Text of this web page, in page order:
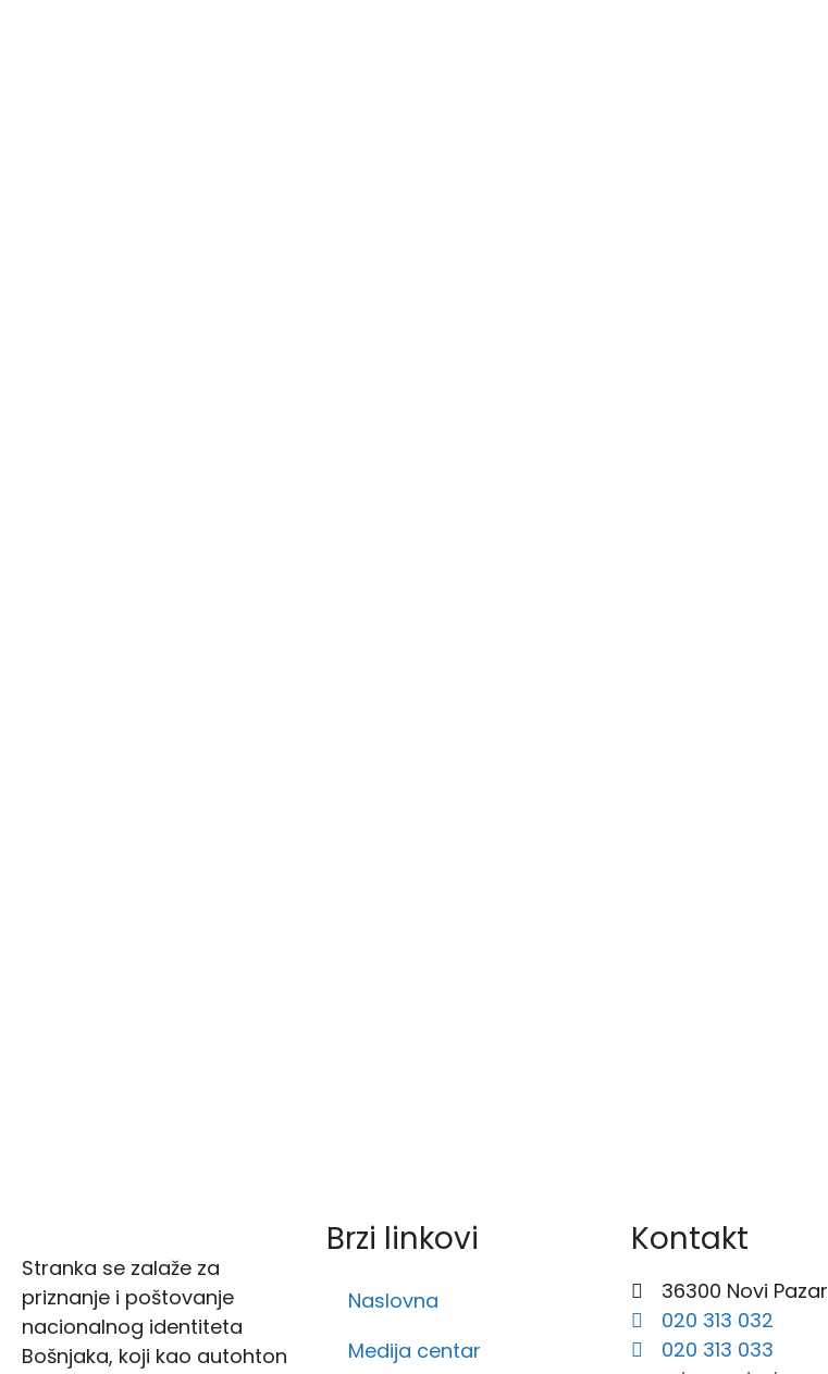
Stranka se zalaže za
priznanje i poštovanje
nacionalnog identiteta
Bošnjaka, koji kao autohton
Brzi linkovi
Naslovna
Medija centar
Kontakt
36300 Novi Pazar
020 313 032
020 313 033